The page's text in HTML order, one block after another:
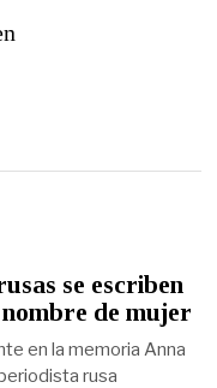
se escriben
de mujer
en la memoria Anna
rusa